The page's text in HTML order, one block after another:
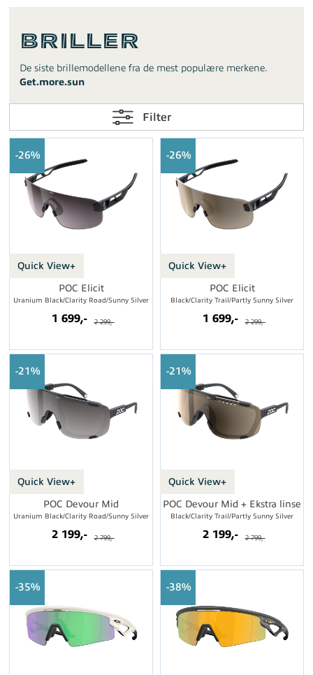
Briller
De siste brillemodellene fra de mest populære merkene.
Get.more.sun
Filter
Quick View+
26%
POC Elicit
Uranium Black/Clarity Road/Sunny Silver
1 699,- 2 299,-
Quick View+
26%
POC Elicit
Black/Clarity Trail/Partly Sunny Silver
1 699,- 2 299,-
Quick View+
21%
POC Devour Mid
Uranium Black/Clarity Road/Sunny Silver
2 199,- 2 799,-
Quick View+
21%
POC Devour Mid + Ekstra linse
Black/Clarity Trail/Partly Sunny Silver
2 199,- 2 799,-
35% 38%